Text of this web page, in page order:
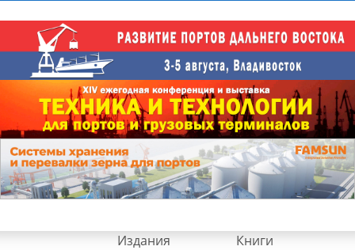
Издания
Книги